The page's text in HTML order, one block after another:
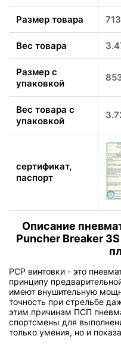
Размер товара
Вес товара
Размер с
упаковкой
Вес товара с
упаковкой
сертификат,
паспорт
Описание
Puncher Breaker
PCP винтовки - это
принципу
имеют внушительную
точность при стрельбе
этим причинам ПСП
спортсмены для
только умения, но и